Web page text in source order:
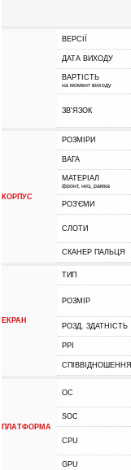
ВЕРСІЇ
ДАТА ВИХОДУ
ВАРТІСТЬ
на момент виходу
ЗВ'ЯЗОК
КОРПУС
РОЗМІРИ
ВАГА
МАТЕРІАЛ
фронт, низ, рамка
РОЗ'ЄМИ
СЛОТИ
СКАНЕР ПАЛЬЦЯ
ЕКРАН
ТИП
РОЗМІР
РОЗД. ЗДАТНІСТЬ
PPI
СПІВВІДНОШЕННЯ
ПЛАТФОРМА
ОС
SOC
CPU
GPU